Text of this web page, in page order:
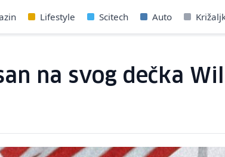
Lifestyle Scitech Auto
na svog dečka